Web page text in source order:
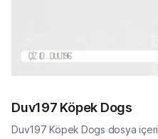
Duv197 Köpek Dogs
Duv197 Köpek Dogs dosya